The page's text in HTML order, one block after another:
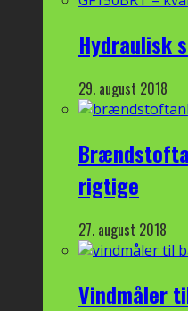
Hydraulisk
29. august 2018
rigtige
27. august 2018
Vindmåler